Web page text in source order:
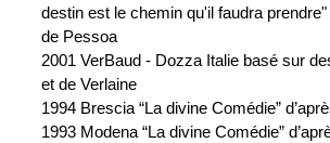
destin est le chemin qu'il faudra
de Pessoa
2001 VerBaud - Dozza Italie basé sur
et de Verlaine
1994 Brescia “La divine Comédie”
1993 Modena “La divine Comédie”